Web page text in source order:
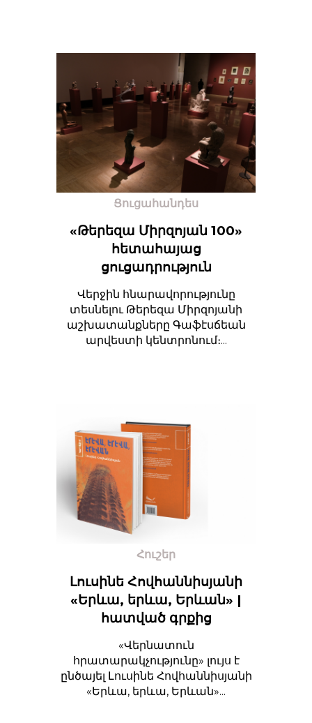
Ցուցահանդես
«Թերեզա Միրզոյան 100»
հետահայաց
ցուցադրություն
Վերջին հնարավորությունը
տեսնելու Թերեզա Միրզոյանի
աշխատանքները Գաֆէսճեան
արվեստի կենտրոնում։...
Հուշեր
Լուսինե Հովհաննիսյանի
«Երևա, երևա, Երևան» |
հատված գրքից
«Վերնատուն
հրատարակչությունը» լույս է
ընծայել Լուսինե Հովհաննիսյանի
«Երևա, երևա, Երևան»...